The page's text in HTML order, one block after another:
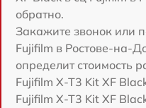
обратно.
Закажите звонок или
Fujifilm в Ростове-на-
определит стоимость
Fujifilm X-T3 Kit XF
Fujifilm X-T3 Kit XF